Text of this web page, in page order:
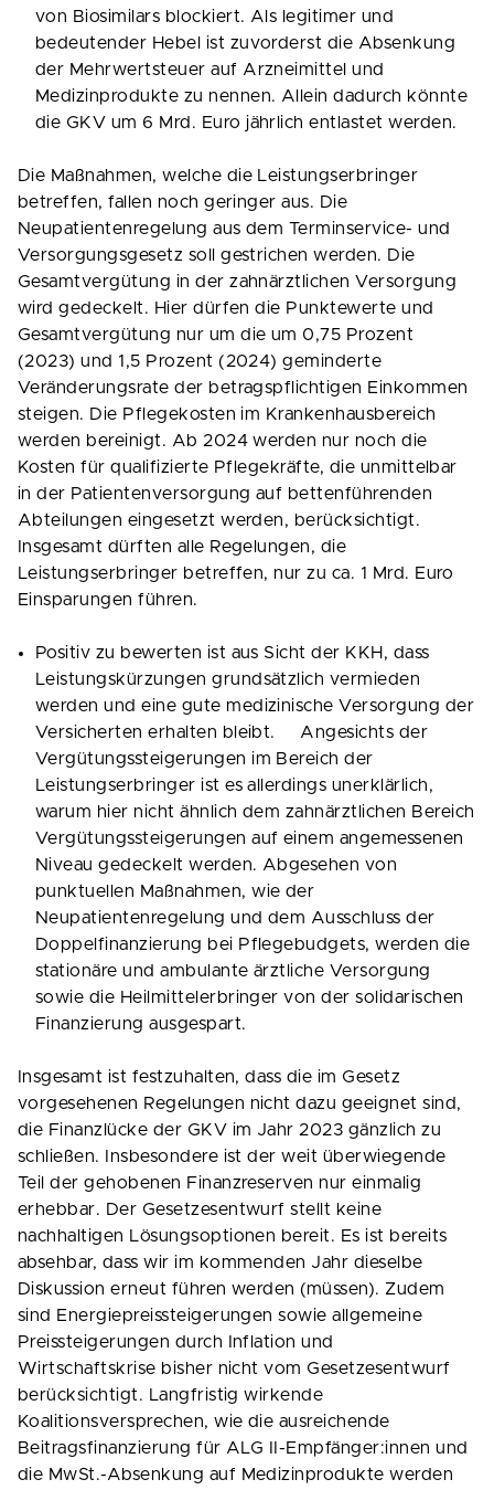
von Biosimilars blockiert. Als legitimer und
bedeutender Hebel ist zuvorderst die Absenkung
der Mehrwertsteuer auf Arzneimittel und
Medizinprodukte zu nennen. Allein dadurch könnte
die GKV um 6 Mrd. Euro jährlich entlastet werden.
Die Maßnahmen, welche die Leistungserbringer
betreffen, fallen noch geringer aus. Die
Neupatientenregelung aus dem Terminservice- und
Versorgungsgesetz soll gestrichen werden. Die
Gesamtvergütung in der zahnärztlichen Versorgung
wird gedeckelt. Hier dürfen die Punktewerte und
Gesamtvergütung nur um die um 0,75 Prozent
(2023) und 1,5 Prozent (2024) geminderte
Veränderungsrate der betragspflichtigen Einkommen
steigen. Die Pflegekosten im Krankenhausbereich
werden bereinigt. Ab 2024 werden nur noch die
Kosten für qualifizierte Pflegekräfte, die unmittelbar
in der Patientenversorgung auf bettenführenden
Abteilungen eingesetzt werden, berücksichtigt.
Insgesamt dürften alle Regelungen, die
Leistungserbringer betreffen, nur zu ca. 1 Mrd. Euro
Einsparungen führen.
Positiv zu bewerten ist aus Sicht der KKH, dass
Leistungskürzungen grundsätzlich vermieden
werden und eine gute medizinische Versorgung der
Versicherten erhalten bleibt. Angesichts der
Vergütungssteigerungen im Bereich der
Leistungserbringer ist es allerdings unerklärlich,
warum hier nicht ähnlich dem zahnärztlichen Bereich
Vergütungssteigerungen auf einem angemessenen
Niveau gedeckelt werden. Abgesehen von
punktuellen Maßnahmen, wie der
Neupatientenregelung und dem Ausschluss der
Doppelfinanzierung bei Pflegebudgets, werden die
stationäre und ambulante ärztliche Versorgung
sowie die Heilmittelerbringer von der solidarischen
Finanzierung ausgespart.
Insgesamt ist festzuhalten, dass die im Gesetz
vorgesehenen Regelungen nicht dazu geeignet sind,
die Finanzlücke der GKV im Jahr 2023 gänzlich zu
schließen. Insbesondere ist der weit überwiegende
Teil der gehobenen Finanzreserven nur einmalig
erhebbar. Der Gesetzesentwurf stellt keine
nachhaltigen Lösungsoptionen bereit. Es ist bereits
absehbar, dass wir im kommenden Jahr dieselbe
Diskussion erneut führen werden (müssen). Zudem
sind Energiepreissteigerungen sowie allgemeine
Preissteigerungen durch Inflation und
Wirtschaftskrise bisher nicht vom Gesetzesentwurf
berücksichtigt. Langfristig wirkende
Koalitionsversprechen, wie die ausreichende
Beitragsfinanzierung für ALG II-Empfänger:innen und
die MwSt.-Absenkung auf Medizinprodukte werden